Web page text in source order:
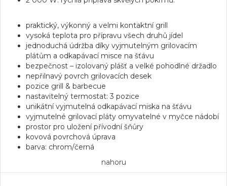
praktický, výkonný a velmi kontaktní grill
vysoká teplota pro přípravu všech druhů jídel
jednoduchá údržba díky vyjmutelným grilovacím
plátům a odkapávací misce na šťávu
bezpečnost – izolovaný plášť a velké pohodlné držadlo
nepřilnavý povrch grilovacích desek
pozice grill & barbecue
nastavitelný termostat: 3 pozice
unikátní vyjmutelná odkapávací miska na šťávu
vyjmutelné grilovací pláty omyvatelné v myčce nádobí
prostor pro uložení přívodní šňůry
kovová povrchová úprava
barva: chrom/černá
nahoru